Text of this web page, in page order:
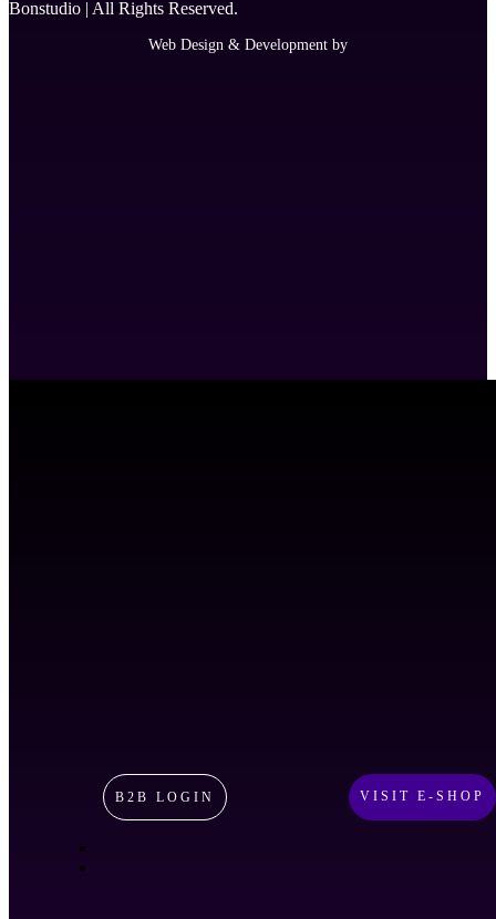
Bonstudio | All Rights Reserved.
Web Design & Development by
B2B LOGIN VISIT E-SHOP